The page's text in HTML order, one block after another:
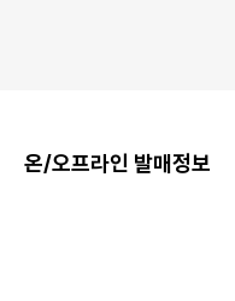
온/오프라인 발매정보